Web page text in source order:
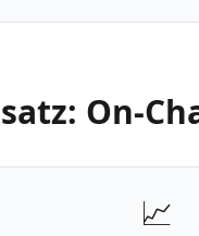
On-
📈